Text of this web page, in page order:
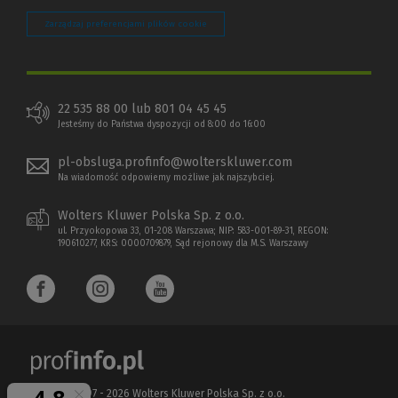
Zarządzaj preferencjami plików cookie
22 535 88 00 lub 801 04 45 45
Jesteśmy do Państwa dyspozycji od 8:00 do 16:00
pl-obsluga.profinfo@wolterskluwer.com
Na wiadomość odpowiemy możliwe jak najszybciej.
Wolters Kluwer Polska Sp. z o.o.
ul. Przyokopowa 33, 01-208 Warszawa; NIP: 583-001-89-31, REGON:
190610277, KRS: 0000709879, Sąd rejonowy dla M.S. Warszawy
Copyright 1997 - 2026 Wolters Kluwer Polska Sp. z o.o.